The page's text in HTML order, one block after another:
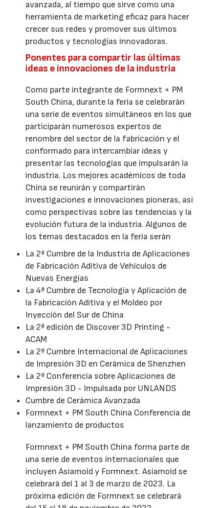
avanzada, al tiempo que sirve como una
herramienta de marketing eficaz para hacer
crecer sus redes y promover sus últimos
productos y tecnologías innovadoras.
Ponentes para compartir las últimas
ideas e innovaciones de la industria
Como parte integrante de Formnext + PM
South China, durante la feria se celebrarán
una serie de eventos simultáneos en los que
participarán numerosos expertos de
renombre del sector de la fabricación y el
conformado para intercambiar ideas y
presentar las tecnologías que impulsarán la
industria. Los mejores académicos de toda
China se reunirán y compartirán
investigaciones e innovaciones pioneras, así
como perspectivas sobre las tendencias y la
evolución futura de la industria. Algunos de
los temas destacados en la feria serán
La 2ª Cumbre de la Industria de Aplicaciones
de Fabricación Aditiva de Vehículos de
Nuevas Energías
La 4ª Cumbre de Tecnología y Aplicación de
la Fabricación Aditiva y el Moldeo por
Inyección del Sur de China
La 2ª edición de Discover 3D Printing -
ACAM
La 2ª Cumbre Internacional de Aplicaciones
de Impresión 3D en Cerámica de Shenzhen
La 2ª Conferencia sobre Aplicaciones de
Impresión 3D - Impulsada por UNLANDS
Cumbre de Cerámica Avanzada
Formnext + PM South China Conferencia de
lanzamiento de productos
Formnext + PM South China forma parte de
una serie de eventos internacionales que
incluyen Asiamold y Formnext. Asiamold se
celebrará del 1 al 3 de marzo de 2023. La
próxima edición de Formnext se celebrará